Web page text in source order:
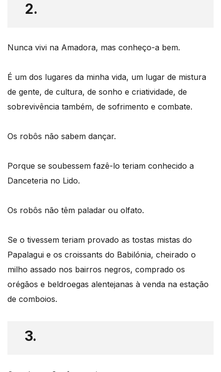
2.
Nunca vivi na Amadora, mas conheço-a bem.
É um dos lugares da minha vida, um lugar de mistura
de gente, de cultura, de sonho e criatividade, de
sobrevivência também, de sofrimento e combate.
Os robôs não sabem dançar.
Porque se soubessem fazê-lo teriam conhecido a
Danceteria no Lido.
Os robôs não têm paladar ou olfato.
Se o tivessem teriam provado as tostas mistas do
Papalagui e os croissants do Babilónia, cheirado o
milho assado nos bairros negros, comprado os
orégãos e beldroegas alentejanas à venda na estação
de comboios.
3.